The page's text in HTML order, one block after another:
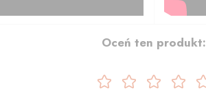
Oceń ten produkt: